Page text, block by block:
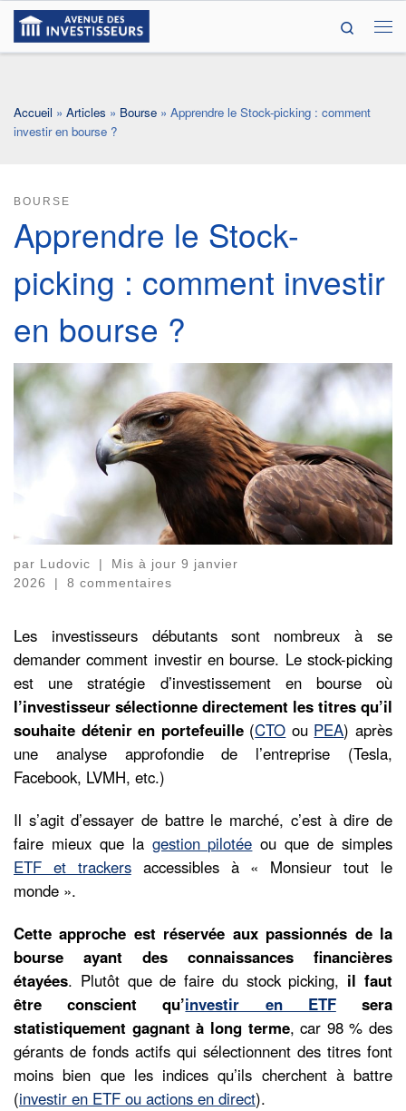
Passer au contenu
Search
Accueil » Articles » Bourse » Apprendre le Stock-picking : comment
investir en bourse ?
BOURSE
Apprendre le Stock-
picking : comment investir
en bourse ?
par Ludovic | Mis à jour 9 janvier
2026
| 8 commentaires
Les investisseurs débutants sont nombreux à se
demander comment investir en bourse. Le stock-picking
est une stratégie d’investissement en bourse où
l’investisseur sélectionne directement les titres qu’il
souhaite détenir en portefeuille(CTO ou PEA) après
une analyse approfondie de l’entreprise (Tesla,
Facebook, LVMH, etc.)
Il s’agit d’essayer de battre le marché, c’est à dire de
faire mieux que la gestion pilotée ou que de simples
ETF et trackersaccessibles à « Monsieur tout le
monde ».
Cette approche est réservée aux passionnés de la
bourse ayant des connaissances financières
étayées. Plutôt que de faire du stock picking, il faut
être conscient qu’investir en ETFsera
statistiquement gagnant à long terme, car 98 % des
gérants de fonds actifs qui sélectionnent des titres font
moins bien que les indices qu’ils cherchent à battre
(investir en ETF ou actions en direct).